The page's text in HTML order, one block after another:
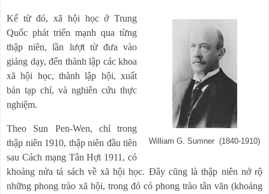
William G. Sumner (1840-1910)
Kể từ đó, xã hội học ở Trung
Quốc phát triển mạnh qua từng
thập niên, lần lượt từ đưa vào
giảng dạy, đến thành lập các khoa
xã hội học, thành lập hội, xuất
bản tạp chí, và nghiên cứu thực
nghiệm.
Theo Sun Pen-Wen, chỉ trong
thập niên 1910, thập niên đầu tiên
sau Cách mạng Tân Hợi 1911, có
khoảng nửa tá sách về xã hội học. Đây cũng là thập niên nở rộ
những phong trào xã hội, trong đó có phong trào tân văn (khoảng